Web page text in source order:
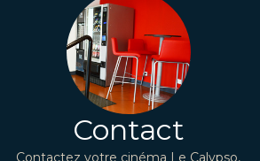
Contact
Contactez votre cinéma Le Calypso,